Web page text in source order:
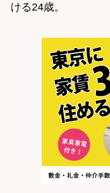
ける24歳。